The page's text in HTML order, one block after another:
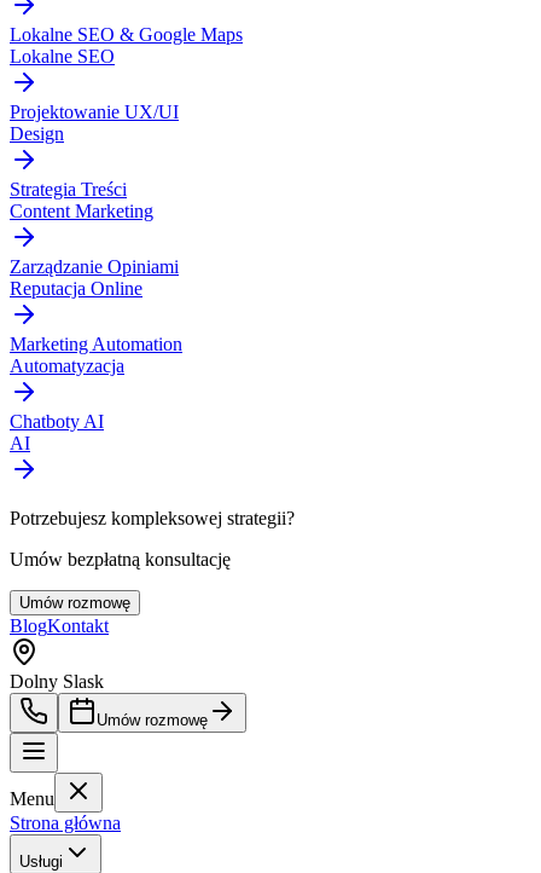
Lokalne SEO & Google Maps
Lokalne SEO
Projektowanie UX/UI
Design
Strategia Treści
Content Marketing
Zarządzanie Opiniami
Reputacja Online
Marketing Automation
Automatyzacja
Chatboty AI
AI
Potrzebujesz kompleksowej strategii?
Umów bezpłatną konsultację
Umów rozmowę
BlogKontakt
Dolny Slask
Umów rozmowę
Menu
Strona główna
Usługi